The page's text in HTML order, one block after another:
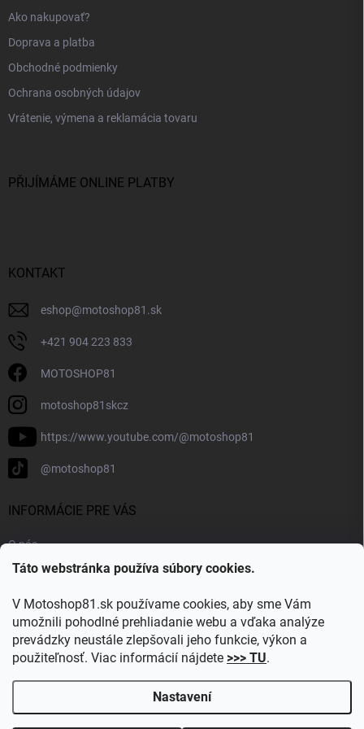
Táto webstránka používa súbory cookies.
V Motoshop81.sk používame cookies, aby sme Vám
umožnili pohodlné prehliadanie webu a vďaka analýze
prevádzky neustále zlepšovali jeho funkcie, výkon a
použiteľnosť. Viac informácií nájdete >>> TU.
Nastavení
Ako nakupovať?
Doprava a platba
Obchodné podmienky
Ochrana osobných údajov
Vrátenie, výmena a reklamácia tovaru
PŘIJÍMÁME ONLINE PLATBY
KONTAKT
eshop@motoshop81.sk
+421 904 223 833
MOTOSHOP81
motoshop81skcz
https://www.youtube.com/@motoshop81
@motoshop81
INFORMÁCIE PRE VÁS
O nás
Doprava a platba
Blog
Obľúbené kategórie